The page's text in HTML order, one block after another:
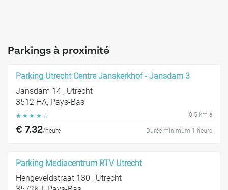
Parkings à proximité
Parking Utrecht Centre Janskerkhof - Jansdam 3
Jansdam 14 , Utrecht
3512 HA, Pays-Bas
☆ ☆ ☆ ☆ ☆ 0.5 km à
€ 7.32/heure Durée minimum 1 heure
Parking Mediacentrum RTV Utrecht
Hengeveldstraat 130 , Utrecht